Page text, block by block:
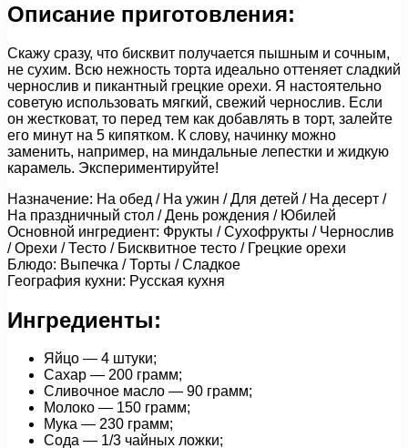
Описание приготовления:
Скажу сразу, что бисквит получается пышным и сочным,
не сухим. Всю нежность торта идеально оттеняет сладкий
чернослив и пикантный грецкие орехи. Я настоятельно
советую использовать мягкий, свежий чернослив. Если
он жестковат, то перед тем как добавлять в торт, залейте
его минут на 5 кипятком. К слову, начинку можно
заменить, например, на миндальные лепестки и жидкую
карамель. Экспериментируйте!
Назначение: На обед / На ужин / Для детей / На десерт /
На праздничный стол / День рождения / Юбилей
Основной ингредиент: Фрукты / Сухофрукты / Чернослив
/ Орехи / Тесто / Бисквитное тесто / Грецкие орехи
Блюдо: Выпечка / Торты / Сладкое
География кухни: Русская кухня
Ингредиенты:
Яйцо — 4 штуки;
Сахар — 200 грамм;
Сливочное масло — 90 грамм;
Молоко — 150 грамм;
Мука — 230 грамм;
Сода — 1/3 чайных ложки;